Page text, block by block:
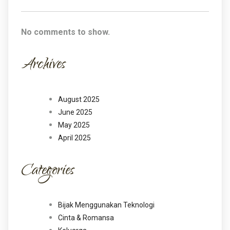
No comments to show.
Archives
August 2025
June 2025
May 2025
April 2025
Categories
Bijak Menggunakan Teknologi
Cinta & Romansa